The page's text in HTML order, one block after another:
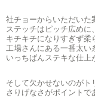
社チョーからいただいた
ステッチはピッチ広め
キチキチになりすぎず柔
工場さんにある一番太い
いっちばんステキな仕上
そして欠かせないのが
さりげなさがポイントで